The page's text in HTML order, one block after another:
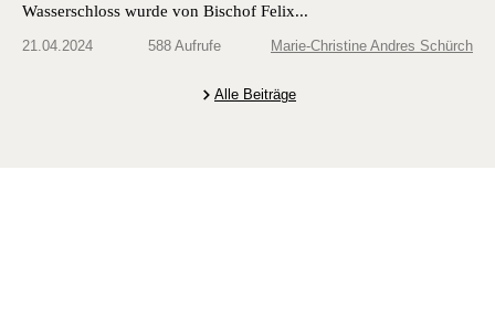
Wasser­schloss wurde von Bischof Felix...
21.04.2024 588 Aufrufe Marie-Christine Andres Schürch
Alle Beiträge